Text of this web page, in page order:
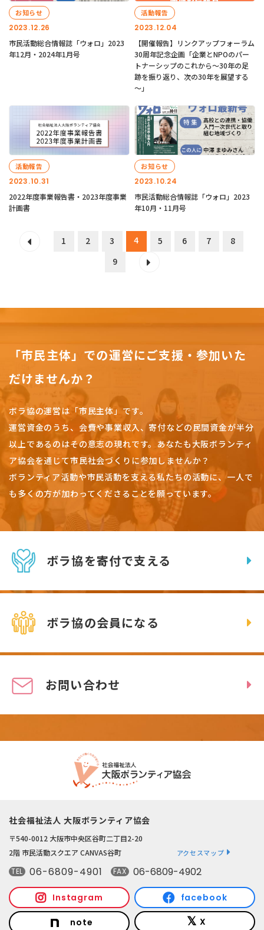
2023.12.26
お知らせ
市民活動総合情報誌「ウォロ」2023
年12月・2024年1月号
2023.12.04
活動報告
【開催報告】リンクアップフォーラム
30周年記念企画「企業とNPOのパー
トナーシップのこれから～30年の足
跡を振り返り、次の30年を展望する
～」
2023.10.31
活動報告
2022年度事業報告書・2023年度事業
計画書
2023.10.24
お知らせ
市民活動総合情報誌「ウォロ」2023
年10月・11月号
1 2 3 4 5 6 7
8
9
「市民主体」での運営にご支援・参加いた
だけませんか？
ボラ協の運営は「市民主体」です。
運営資金のうち、会費や事業収入、寄付などの民間資金が半分
以上であるのはその意志の現れです。 あなたも大阪ボランティ
ア協会を通じて市民社会づくりに参加しませんか？
ボランティア活動や市民活動を支える私たちの活動に、一人で
も多くの方が加わってくださることを願っています。
ボラ協を寄付で支える
ボラ協の会員になる
お問い合わせ
社会福祉法人 大阪ボランティア協会
〒540-0012 大阪市中央区谷町二丁目2-20
2階 市民活動スクエア CANVAS谷町
アクセスマップ
TEL 06-6809-4901 FAX 06-6809-4902
Instagram facebook
note X